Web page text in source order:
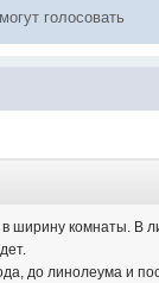
голосовать
ширину комнаты.
до линолеума и